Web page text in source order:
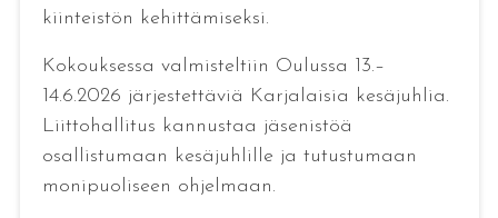
kiinteistön kehittämiseksi.
Kokouksessa valmisteltiin Oulussa 13.–
14.6.2026 järjestettäviä Karjalaisia kesäjuhlia.
Liittohallitus kannustaa jäsenistöä
osallistumaan kesäjuhlille ja tutustumaan
monipuoliseen ohjelmaan.